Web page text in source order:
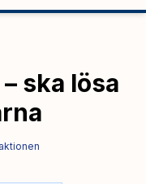
ska lösa